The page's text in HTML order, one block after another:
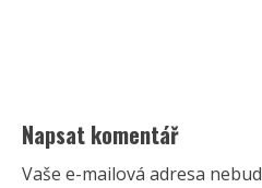
Napsat komentář
Vaše e-mailová adresa